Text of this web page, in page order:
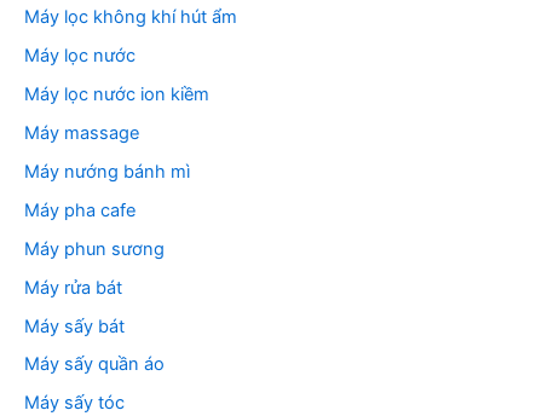
Máy lọc không khí hút ẩm
Máy lọc nước
Máy lọc nước ion kiềm
Máy massage
Máy nướng bánh mì
Máy pha cafe
Máy phun sương
Máy rửa bát
Máy sấy bát
Máy sấy quần áo
Máy sấy tóc